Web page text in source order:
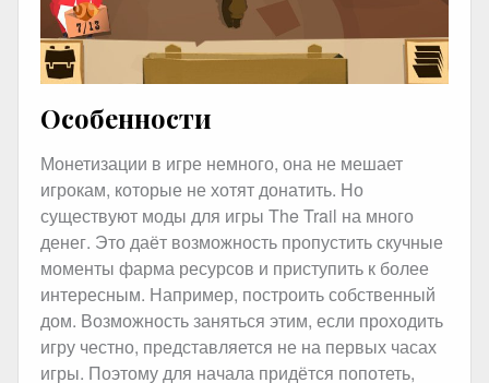
Особенности
Монетизации в игре немного, она не мешает
игрокам, которые не хотят донатить. Но
существуют моды для игры The Trail на много
денег. Это даёт возможность пропустить скучные
моменты фарма ресурсов и приступить к более
интересным. Например, построить собственный
дом. Возможность заняться этим, если проходить
игру честно, представляется не на первых часах
игры. Поэтому для начала придётся попотеть,